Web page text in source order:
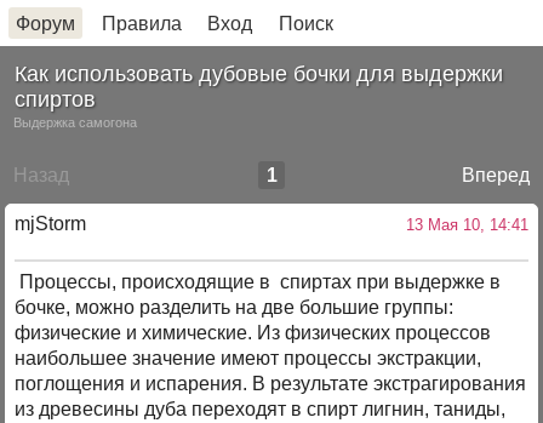
Форум Правила Вход Поиск
Как использовать дубовые бочки для выдержки
спиртов
Выдержка самогона
Назад Вперед
1
mjStоrm 13 Мая 10, 14:41
Процессы, происходящие в спиртах при выдержке в
бочке, можно разделить на две большие группы:
физические и химические. Из физических процессов
наибольшее значение имеют процессы экстракции,
поглощения и испарения. В результате экстрагирования
из древесины дуба переходят в спирт лигнин, таниды,